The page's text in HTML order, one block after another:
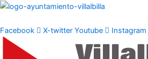
Ir
contenido
Facebook X-twitter Youtube Instagram